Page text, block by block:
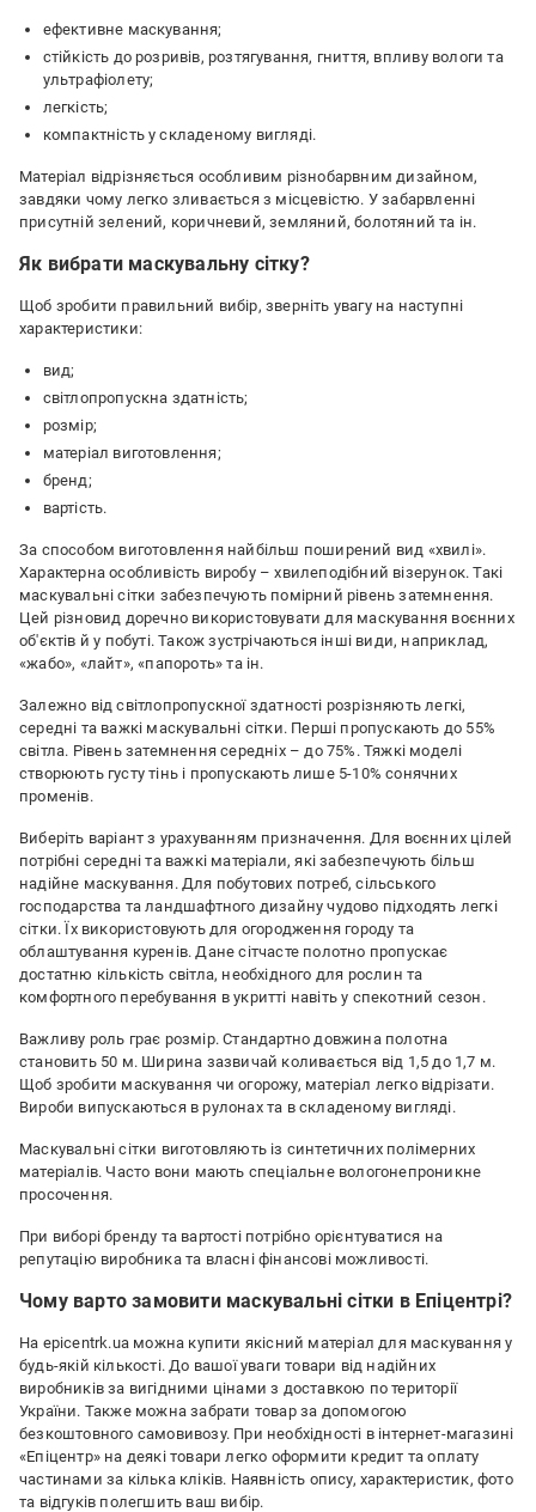
ефективне маскування;
стійкість до розривів, розтягування, гниття, впливу вологи та
ультрафіолету;
легкість;
компактність у складеному вигляді.
Матеріал відрізняється особливим різнобарвним дизайном,
завдяки чому легко зливається з місцевістю. У забарвленні
присутній зелений, коричневий, земляний, болотяний та ін.
Як вибрати маскувальну сітку?
Щоб зробити правильний вибір, зверніть увагу на наступні
характеристики:
вид;
світлопропускна здатність;
розмір;
матеріал виготовлення;
бренд;
вартість.
За способом виготовлення найбільш поширений вид «хвилі».
Характерна особливість виробу – хвилеподібний візерунок. Такі
маскувальні сітки забезпечують помірний рівень затемнення.
Цей різновид доречно використовувати для маскування воєнних
об'єктів й у побуті. Також зустрічаються інші види, наприклад,
«жабо», «лайт», «папороть» та ін.
Залежно від світлопропускної здатності розрізняють легкі,
середні та важкі маскувальні сітки. Перші пропускають до 55%
світла. Рівень затемнення середніх – до 75%. Тяжкі моделі
створюють густу тінь і пропускають лише 5-10% сонячних
променів.
Виберіть варіант з урахуванням призначення. Для воєнних цілей
потрібні середні та важкі матеріали, які забезпечують більш
надійне маскування. Для побутових потреб, сільського
господарства та ландшафтного дизайну чудово підходять легкі
сітки. Їх використовують для огородження городу та
облаштування куренів. Дане сітчасте полотно пропускає
достатню кількість світла, необхідного для рослин та
комфортного перебування в укритті навіть у спекотний сезон.
Важливу роль грає розмір. Стандартно довжина полотна
становить 50 м. Ширина зазвичай коливається від 1,5 до 1,7 м.
Щоб зробити маскування чи огорожу, матеріал легко відрізати.
Вироби випускаються в рулонах та в складеному вигляді.
Маскувальні сітки виготовляють із синтетичних полімерних
матеріалів. Часто вони мають спеціальне вологонепроникне
просочення.
При виборі бренду та вартості потрібно орієнтуватися на
репутацію виробника та власні фінансові можливості.
Чому варто замовити маскувальні сітки в Епіцентрі?
На epicentrk.ua можна купити якісний матеріал для маскування у
будь-якій кількості. До вашої уваги товари від надійних
виробників за вигідними цінами з доставкою по території
України. Также можна забрати товар за допомогою
безкоштовного самовивозу. При необхідності в інтернет-магазині
«Епіцентр» на деякі товари легко оформити кредит та оплату
частинами за кілька кліків. Наявність опису, характеристик, фото
та відгуків полегшить ваш вибір.